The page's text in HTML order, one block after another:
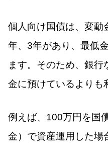
個人向け国債は、変動
年、3年があり、最低
ます。そのため、銀
金に預けているよりも
例えば、100万円を国
金）で資産運用した場